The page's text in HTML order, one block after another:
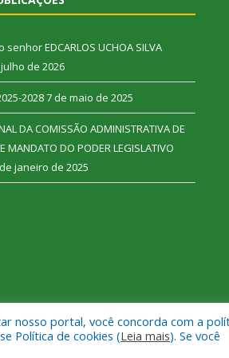
EDCARLOS UCHOA SILVA
de 2026
20287 de maio de 2025
DA COMISSÃO ADMINISTRATIVA DE
MANDATO DO PODER LEGISLATIVO
janeiro de 2025
Mapa do
nosso portal, você concorda com a
Política de cookies (Leia mais). Se você